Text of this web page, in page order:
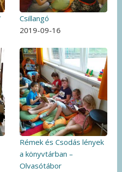
Csillangó
2019-09-16
Rémek és Csodás lények
a könyvtárban –
Olvasótábor